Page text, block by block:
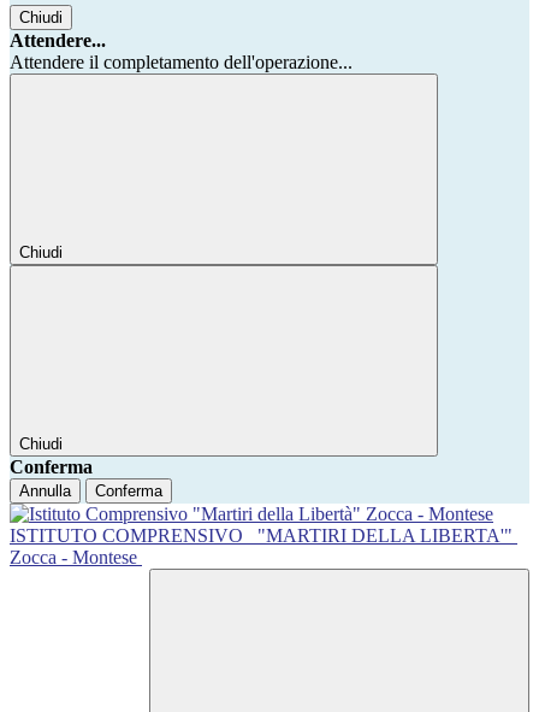
Chiudi
Attendere...
Attendere il completamento dell'operazione...
Chiudi
Chiudi
Conferma
Annulla Conferma
ISTITUTO COMPRENSIVO
"MARTIRI DELLA LIBERTA'"
Zocca - Montese